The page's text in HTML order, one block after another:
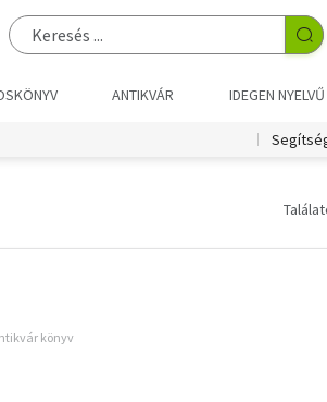
ANTIKVÁR IDEGEN NYELVŰ
könyv